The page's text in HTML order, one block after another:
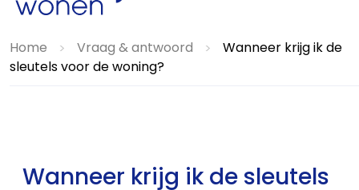
Home > Vraag & antwoord >
Wanneer krijg ik de
sleutels voor de woning?
Wanneer krijg ik de sleutels